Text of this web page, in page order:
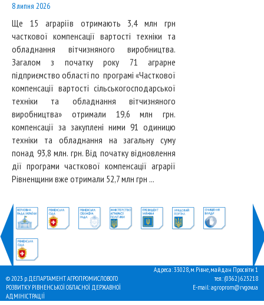
8 липня 2026
Ще 15 аграріїв отримають 3,4 млн грн
часткової компенсації вартості техніки та
обладнання вітчизняного виробництва.
Загалом з початку року 71 аграрне
підприємство області по програмі «Часткової
компенсації вартості сільськогосподарської
техніки та обладнання вітчизняного
виробництва» отримали 19,6 млн грн.
компенсації за закуплені ними 91 одиницю
техніки та обладнання на загальну суму
понад 93,8 млн. грн. Від початку відновлення
дії програми часткової компенсації аграрії
Рівненщини вже отримали 52,7 млн грн ...
© 2023 р. ДЕПАРТАМЕНТ АГРОПРОМИСЛОВОГО
РОЗВИТКУ РІВНЕНСЬКОЇ ОБЛАСНОЇ ДЕРЖАВНОЇ
АДМІНІСТРАЦІЇ
Адреса: 33028, м. Рівне, майдан Просвіти 1
тел.: (0362) 623218
E-mail: agroprom@rv.gov.ua